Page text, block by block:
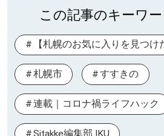
この記事のキーワ
【札幌のお気に入りを見つけ
札幌市 すすきの
連載｜コロナ禍ライフハック
Sitakke編集部 IKU